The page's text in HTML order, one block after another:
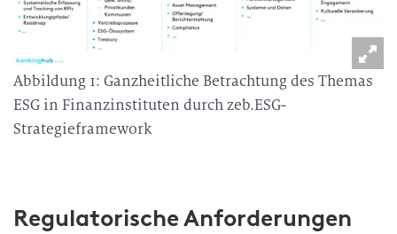
Abbildung 1: Ganzheitliche Betrachtung des Themas
ESG in Finanzinstituten durch zeb.ESG-
Strategieframework
Regulatorische Anforderungen